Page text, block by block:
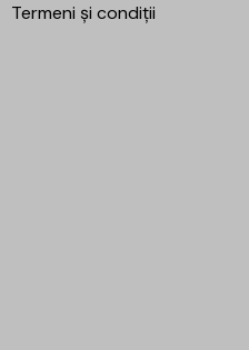
Termeni și condiții